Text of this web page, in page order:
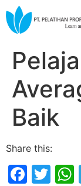
Baik
Share this: